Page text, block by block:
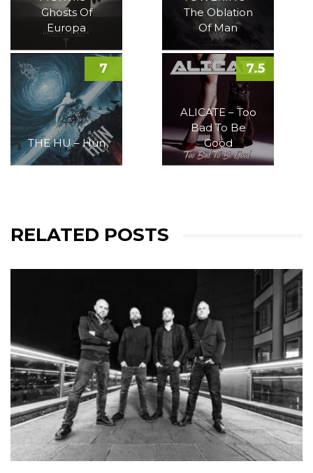
Ghosts Of
Europa
The Oblation
Of Man
THE HU – Hun
7
ALICATE – Too
Bad To Be
Good
7.5
RELATED POSTS